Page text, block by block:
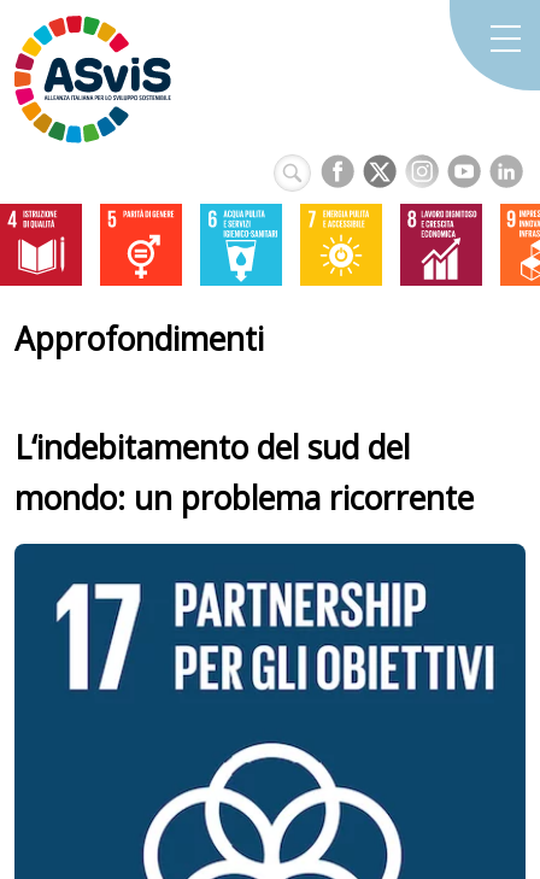
Approfondimenti
L‘indebitamento del sud del
mondo: un problema ricorrente